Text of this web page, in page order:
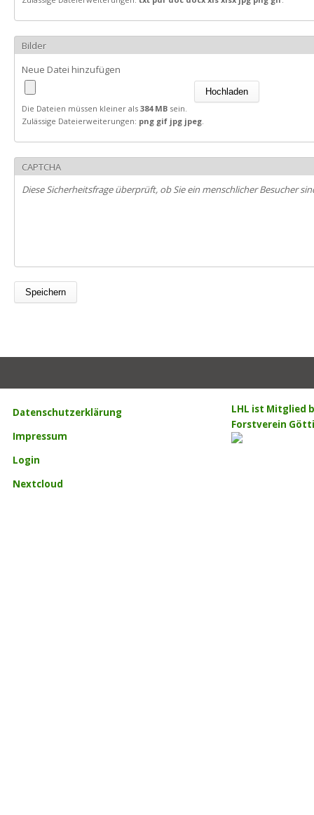
Bilder
Neue Datei hinzufügen
Die Dateien müssen kleiner als 384 MB sein.
Zulässige Dateierweiterungen: png gif jpg jpeg
CAPTCHA
Diese Sicherheitsfrage überprüft, ob Sie ein menschlicher Besucher
Datenschutzerklärung
Impressum
Login
Nextcloud
LHL ist Mitglied
Forstverein